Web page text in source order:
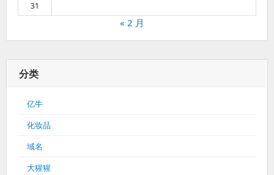
31
« 2 月
分类
亿牛
化妆品
域名
大猩猩